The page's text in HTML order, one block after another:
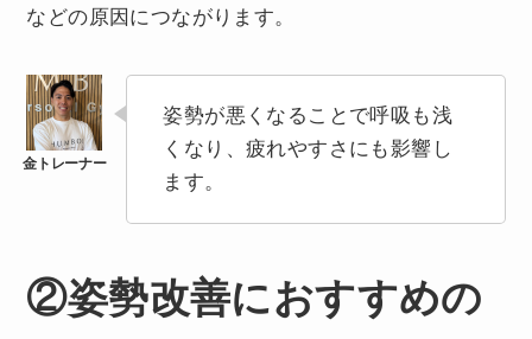
などの原因につながります。
姿勢が悪くなることで呼吸も浅
くなり、疲れやすさにも影響し
ます。
②姿勢改善におすすめの